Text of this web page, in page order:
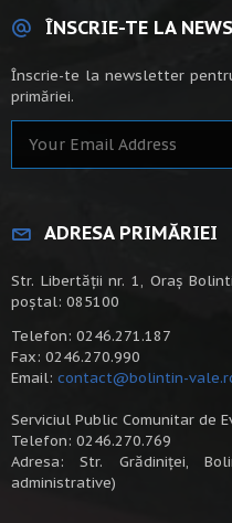
ÎNSCRIE-TE LA
Înscrie-te la newsletter
primăriei.
ADRESA PRIMĂRIEI
Str. Libertății nr. 1, Oraș
poștal: 085100
Telefon: 0246.271.187
Fax: 0246.270.990
Email: contact@bolintin-
Serviciul Public Comunitar de
Telefon: 0246.270.769
Adresa: Str. Grădiniței,
administrative)